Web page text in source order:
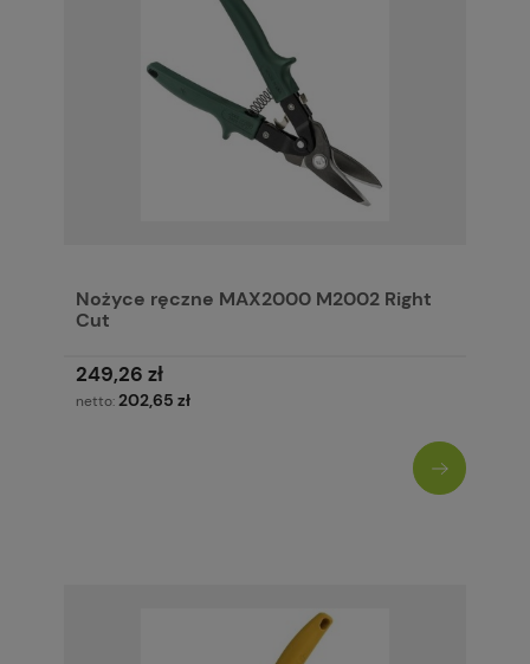
Nożyce ręczne MAX2000 M2002 Right
Cut
249,26 zł
netto:202,65 zł